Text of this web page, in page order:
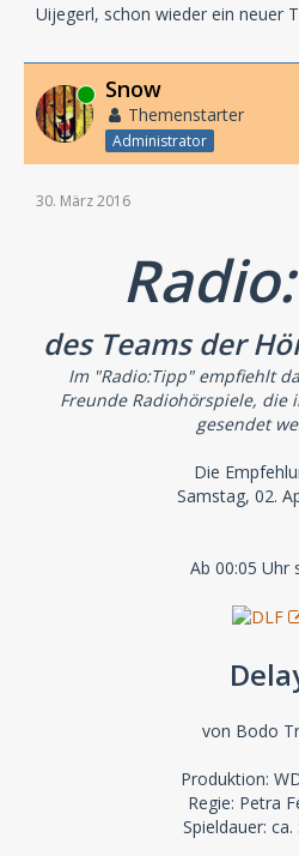
Uijegerl, schon wieder ein neuer
Online Snow
Themenstarter
Administrator
30. März 2016
des Teams der
Im "Radio:Tipp" empfiehlt
Freunde Radiohörspiele, die
gesendet
Die
Samstag, 02.
Ab 00:05 Uhr
von Bodo
Produktion:
Regie: Petra
Spieldauer: ca.